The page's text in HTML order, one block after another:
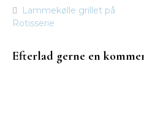
Indlægsnavigation
Lammekølle grillet på
Rotisserie
Efterlad gerne en